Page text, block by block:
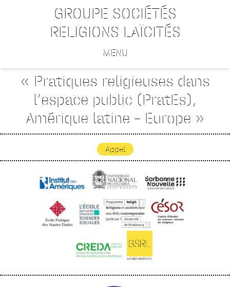
GROUPE SOCIÉTÉS
RELIGIONS LAÏCITÉS
MENU
« Pratiques religieuses dans
l’espace public (PratEs),
Amérique latine – Europe »
Appel